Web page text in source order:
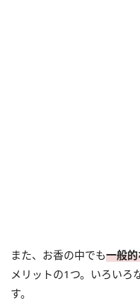
また、お香の中でも一般
メリットの1つ。いろいろ
す。